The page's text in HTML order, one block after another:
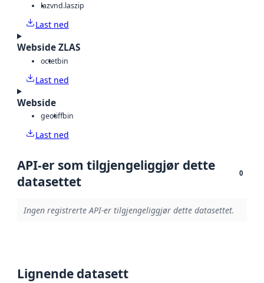
lazvnd.laszip
Last ned
Webside ZLAS
octetbin
Last ned
Webside
geotiffbin
Last ned
API-er som tilgjengeliggjør dette
datasettet
0
Ingen registrerte API-er tilgjengeliggjør dette datasettet.
Lignende datasett